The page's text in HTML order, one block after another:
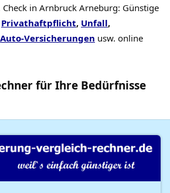
in Arnbruck Arneburg: Günstige
Privathaftpflicht, Unfall,
Auto-Versicherungen usw. online
für Ihre Bedürfnisse